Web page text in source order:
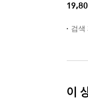
검색
이